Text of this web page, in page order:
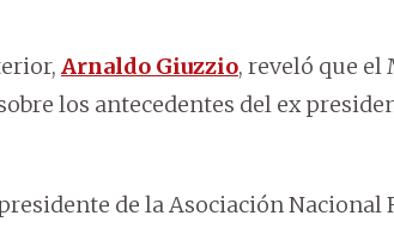
Arnaldo Giuzzio, reveló que
los antecedentes del ex
de la Asociación Nacional